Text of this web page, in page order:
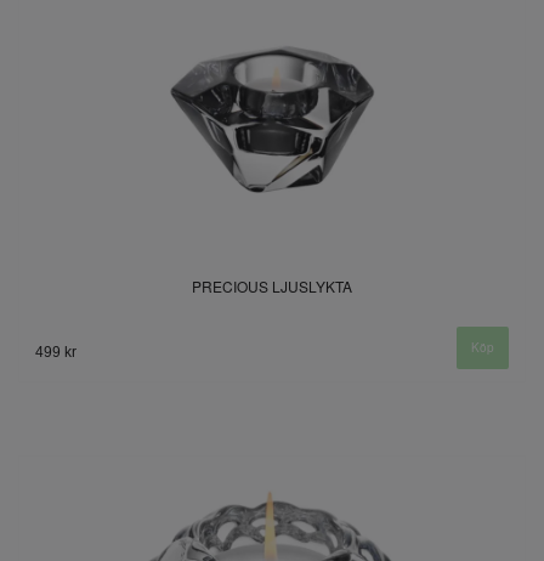
PRECIOUS LJUSLYKTA
499 kr